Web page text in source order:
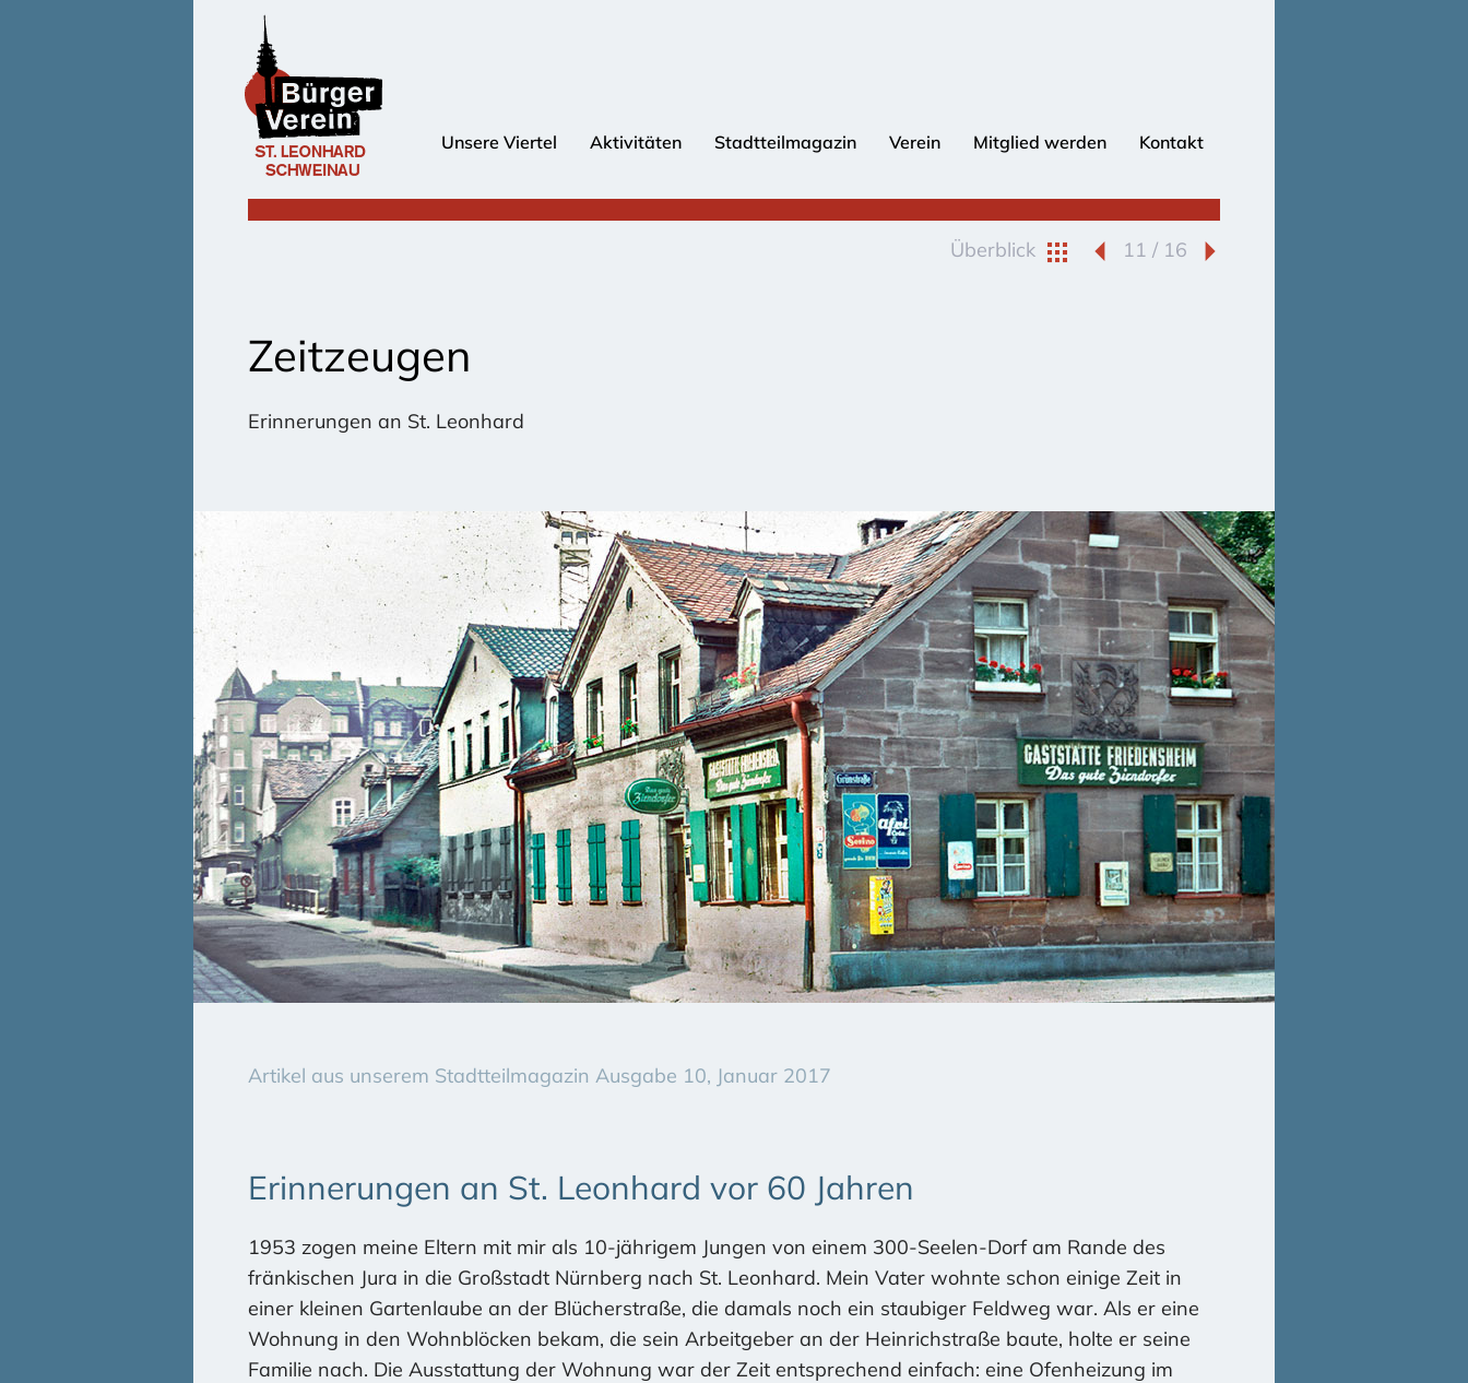
Unsere Viertel Aktivitäten Stadtteilmagazin Verein Mitglied werden Kontakt
Überblick 11 / 16
Zeitzeugen
Erinnerungen an St. Leonhard
Artikel aus unserem Stadtteilmagazin Ausgabe 10, Januar 2017
Erinnerungen an St. Leonhard vor 60 Jahren
1953 zogen meine Eltern mit mir als 10-jährigem Jungen von einem 300-Seelen-Dorf am Rande des
fränkischen Jura in die Großstadt Nürnberg nach St. Leonhard. Mein Vater wohnte schon einige Zeit in
einer kleinen Gartenlaube an der Blücherstraße, die damals noch ein staubiger Feldweg war. Als er eine
Wohnung in den Wohnblöcken bekam, die sein Arbeitgeber an der Heinrichstraße baute, holte er seine
Familie nach. Die Ausstattung der Wohnung war der Zeit entsprechend einfach: eine Ofenheizung im